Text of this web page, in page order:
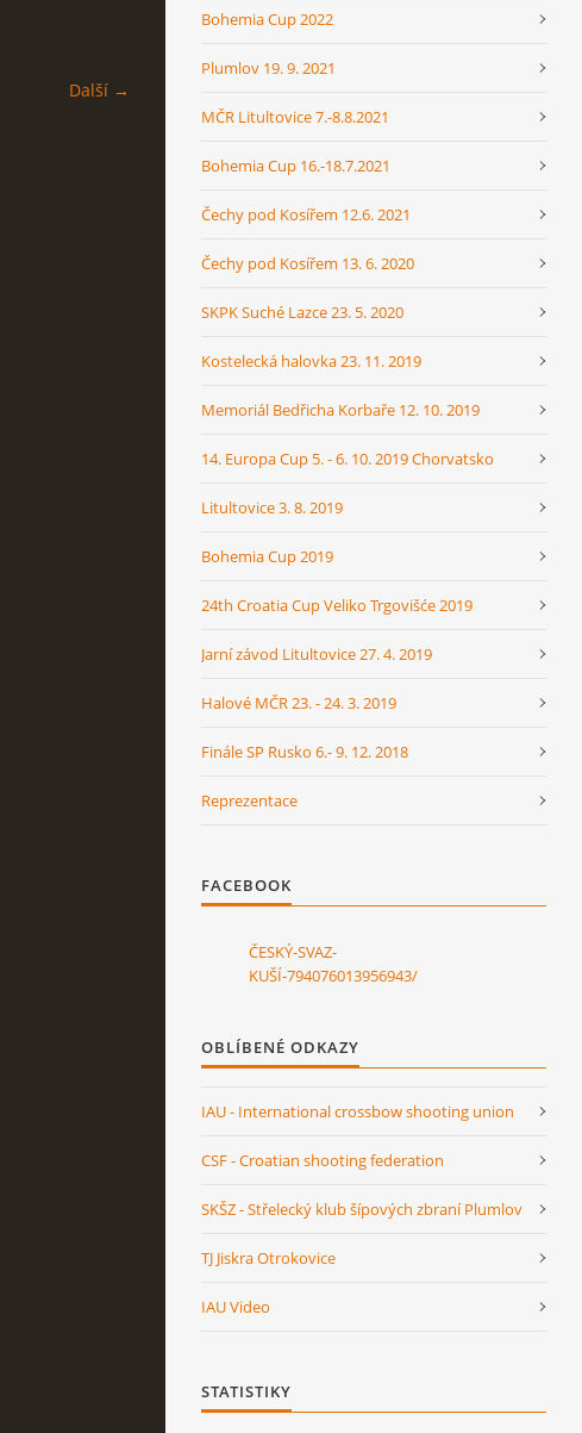
Další →
Bohemia Cup 2022
Plumlov 19. 9. 2021
MČR Litultovice 7.-8.8.2021
Bohemia Cup 16.-18.7.2021
Čechy pod Kosířem 12.6. 2021
Čechy pod Kosířem 13. 6. 2020
SKPK Suché Lazce 23. 5. 2020
Kostelecká halovka 23. 11. 2019
Memoriál Bedřicha Korbaře 12. 10. 2019
14. Europa Cup 5. - 6. 10. 2019 Chorvatsko
Litultovice 3. 8. 2019
Bohemia Cup 2019
24th Croatia Cup Veliko Trgovišće 2019
Jarní závod Litultovice 27. 4. 2019
Halové MČR 23. - 24. 3. 2019
Finále SP Rusko 6.- 9. 12. 2018
Reprezentace
FACEBOOK
ČESKÝ-SVAZ-
KUŠÍ-794076013956943/
OBLÍBENÉ ODKAZY
IAU - International crossbow shooting union
CSF - Croatian shooting federation
SKŠZ - Střelecký klub šípových zbraní Plumlov
TJ Jiskra Otrokovice
IAU Video
STATISTIKY